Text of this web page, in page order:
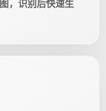
，识别后快速生